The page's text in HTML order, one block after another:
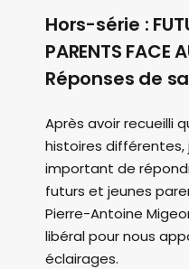
Hors-série :
PARENTS FACE
Réponses de
Après avoir recueilli
histoires
important de
futurs et jeunes
Pierre-Antoine
libéral pour nous
éclairages.